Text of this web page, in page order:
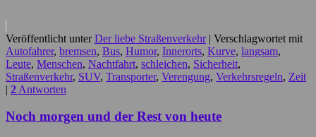
Veröffentlicht unter Der liebe Straßenverkehr | Verschlagwortet mit
Autofahrer, bremsen, Bus, Humor, Innerorts, Kurve, langsam,
Leute, Menschen, Nachtfahrt, schleichen, Sicherheit,
Straßenverkehr, SUV, Transporter, Verengung, Verkehrsregeln, Zeit
| 2 Antworten
Noch morgen und der Rest von heute